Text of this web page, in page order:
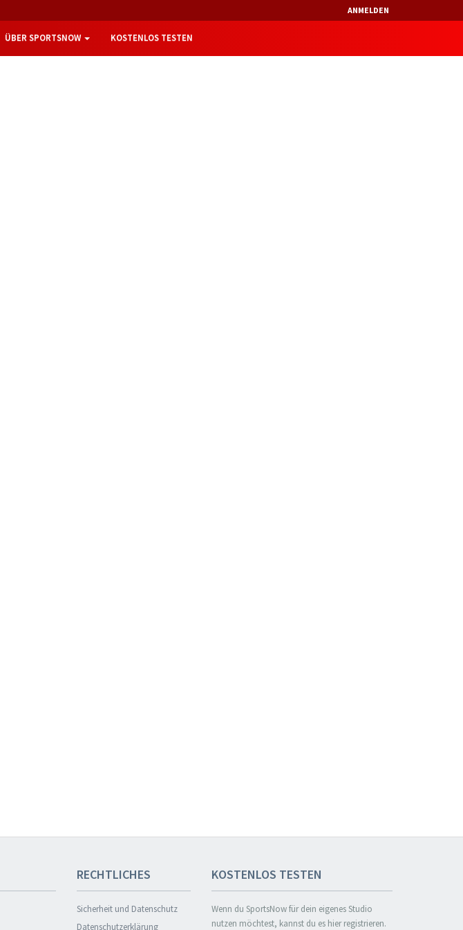
ANMELDEN
ÜBER SPORTSNOW KOSTENLOS TESTEN
RECHTLICHES
Sicherheit und Datenschutz
Datenschutzerklärung
KOSTENLOS TESTEN
Wenn du SportsNow für dein eigenes Studio
nutzen möchtest, kannst du es hier registrieren.